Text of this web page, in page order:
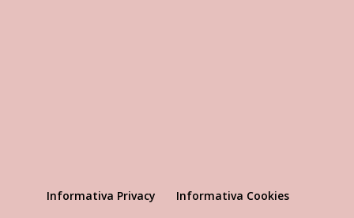
Informativa Privacy Informativa Cookies